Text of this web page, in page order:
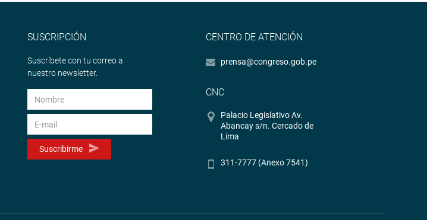
SUSCRIPCIÓN
Suscríbete con tu correo a
nuestro newsletter.
Suscribirme
CENTRO DE ATENCIÓN
prensa@congreso.gob.pe
CNC
Palacio Legislativo Av.
Abancay s/n. Cercado de
Lima
311-7777 (Anexo 7541)